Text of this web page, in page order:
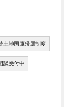
土地国庫帰属制度
談受付中